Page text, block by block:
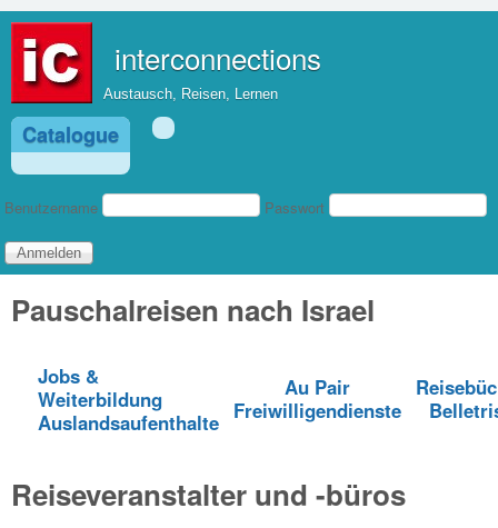
interconnections
Austausch, Reisen, Lernen
Catalogue
Benutzeranmeldung
Benutzername Passwort
Pauschalreisen nach Israel
Jobs &
Weiterbildung
Auslandsaufenthalte
Au Pair
Freiwilligendienste
Reiseveranstalter und -büros